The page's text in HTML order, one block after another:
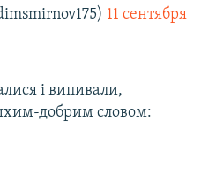
11 сентября
і випивали,
добрим словом:​